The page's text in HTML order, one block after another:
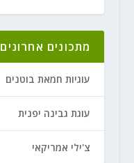
מתכונים אחרונים
עוגיות חמאת בוטנים
עוגת גבינה יפנית
צ'ילי אמריקאי